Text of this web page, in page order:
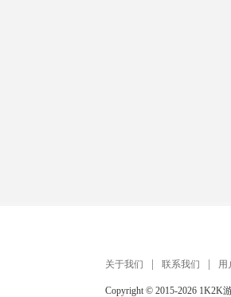
关于我们 联系我们 用
Copyright © 2015-2026 1K2K